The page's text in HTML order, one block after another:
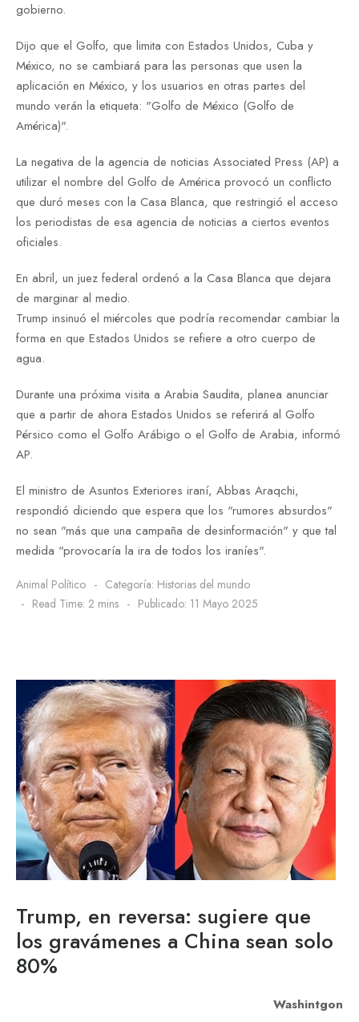
gobierno.
Dijo que el Golfo, que limita con Estados Unidos, Cuba y
México, no se cambiará para las personas que usen la
aplicación en México, y los usuarios en otras partes del
mundo verán la etiqueta: "Golfo de México (Golfo de
América)".
La negativa de la agencia de noticias Associated Press (AP) a
utilizar el nombre del Golfo de América provocó un conflicto
que duró meses con la Casa Blanca, que restringió el acceso
los periodistas de esa agencia de noticias a ciertos eventos
oficiales.
En abril, un juez federal ordenó a la Casa Blanca que dejara
de marginar al medio.
Trump insinuó el miércoles que podría recomendar cambiar la
forma en que Estados Unidos se refiere a otro cuerpo de
agua.
Durante una próxima visita a Arabia Saudita, planea anunciar
que a partir de ahora Estados Unidos se referirá al Golfo
Pérsico como el Golfo Arábigo o el Golfo de Arabia, informó
AP.
El ministro de Asuntos Exteriores iraní, Abbas Araqchi,
respondió diciendo que espera que los "rumores absurdos"
no sean "más que una campaña de desinformación" y que tal
medida "provocaría la ira de todos los iraníes".
Animal Político Categoría: Historias del mundo
Read Time: 2 mins
Publicado: 11 Mayo 2025
Trump, en reversa: sugiere que
los gravámenes a China sean solo
80%
Washintgon